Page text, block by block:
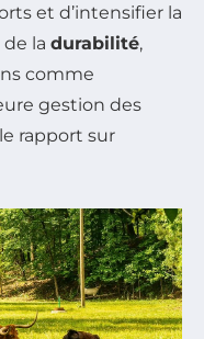
et d’intensifier la
la durabilité,
comme
gestion des
rapport sur